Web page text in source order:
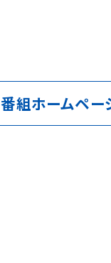
番組ホームペー